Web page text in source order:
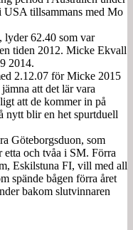
USA tillsammans med Mo
lyder 62.40 som var
tiden 2012. Micke Ekvall
2014.
2.12.07 för Micke 2015
att det lär vara
att de kommer in på
nytt blir en het spurtduell
Göteborgsduon, som
och tvåa i SM. Förra
Eskilstuna FI, vill med all
spände bågen förra året
bakom slutvinnaren